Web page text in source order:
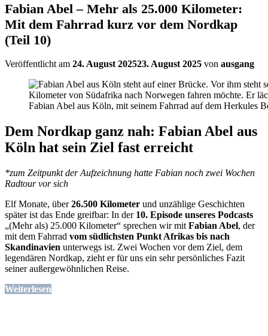
Fabian Abel – Mehr als 25.000 Kilometer:
Mit dem Fahrrad kurz vor dem Nordkap
(Teil 10)
Veröffentlicht am 24. August 202523. August 2025 von ausgang
Fabian Abel aus Köln, mit seinem Fahrrad auf dem Herkules
Dem Nordkap ganz nah: Fabian Abel aus
Köln hat sein Ziel fast erreicht
*zum Zeitpunkt der Aufzeichnung hatte Fabian noch zwei Wochen
Radtour vor sich
Elf Monate, über26.500 Kilometer und unzählige Geschichten
später ist das Ende greifbar: In der 10. Episode unseres Podcasts
„(Mehr als) 25.000 Kilometer“ sprechen wir mit Fabian Abel, der
mit dem Fahrrad vom südlichsten Punkt Afrikas bis nach
Skandinavien unterwegs ist. Zwei Wochen vor dem Ziel, dem
legendären Nordkap, zieht er für uns ein sehr persönliches Fazit
seiner außergewöhnlichen Reise.
Weiterlesen